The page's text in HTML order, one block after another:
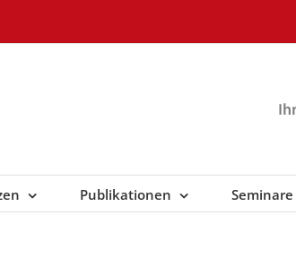
Publikationen Seminare